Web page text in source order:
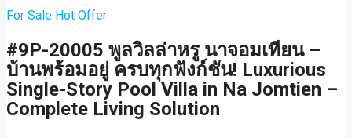
For Sale Hot Offer
#9P-20005 พูลวิลล่าหรู นาจอมเทียน –
บ้านพร้อมอยู่ ครบทุกฟังก์ชัน! Luxurious
Single-Story Pool Villa in Na Jomtien –
Complete Living Solution